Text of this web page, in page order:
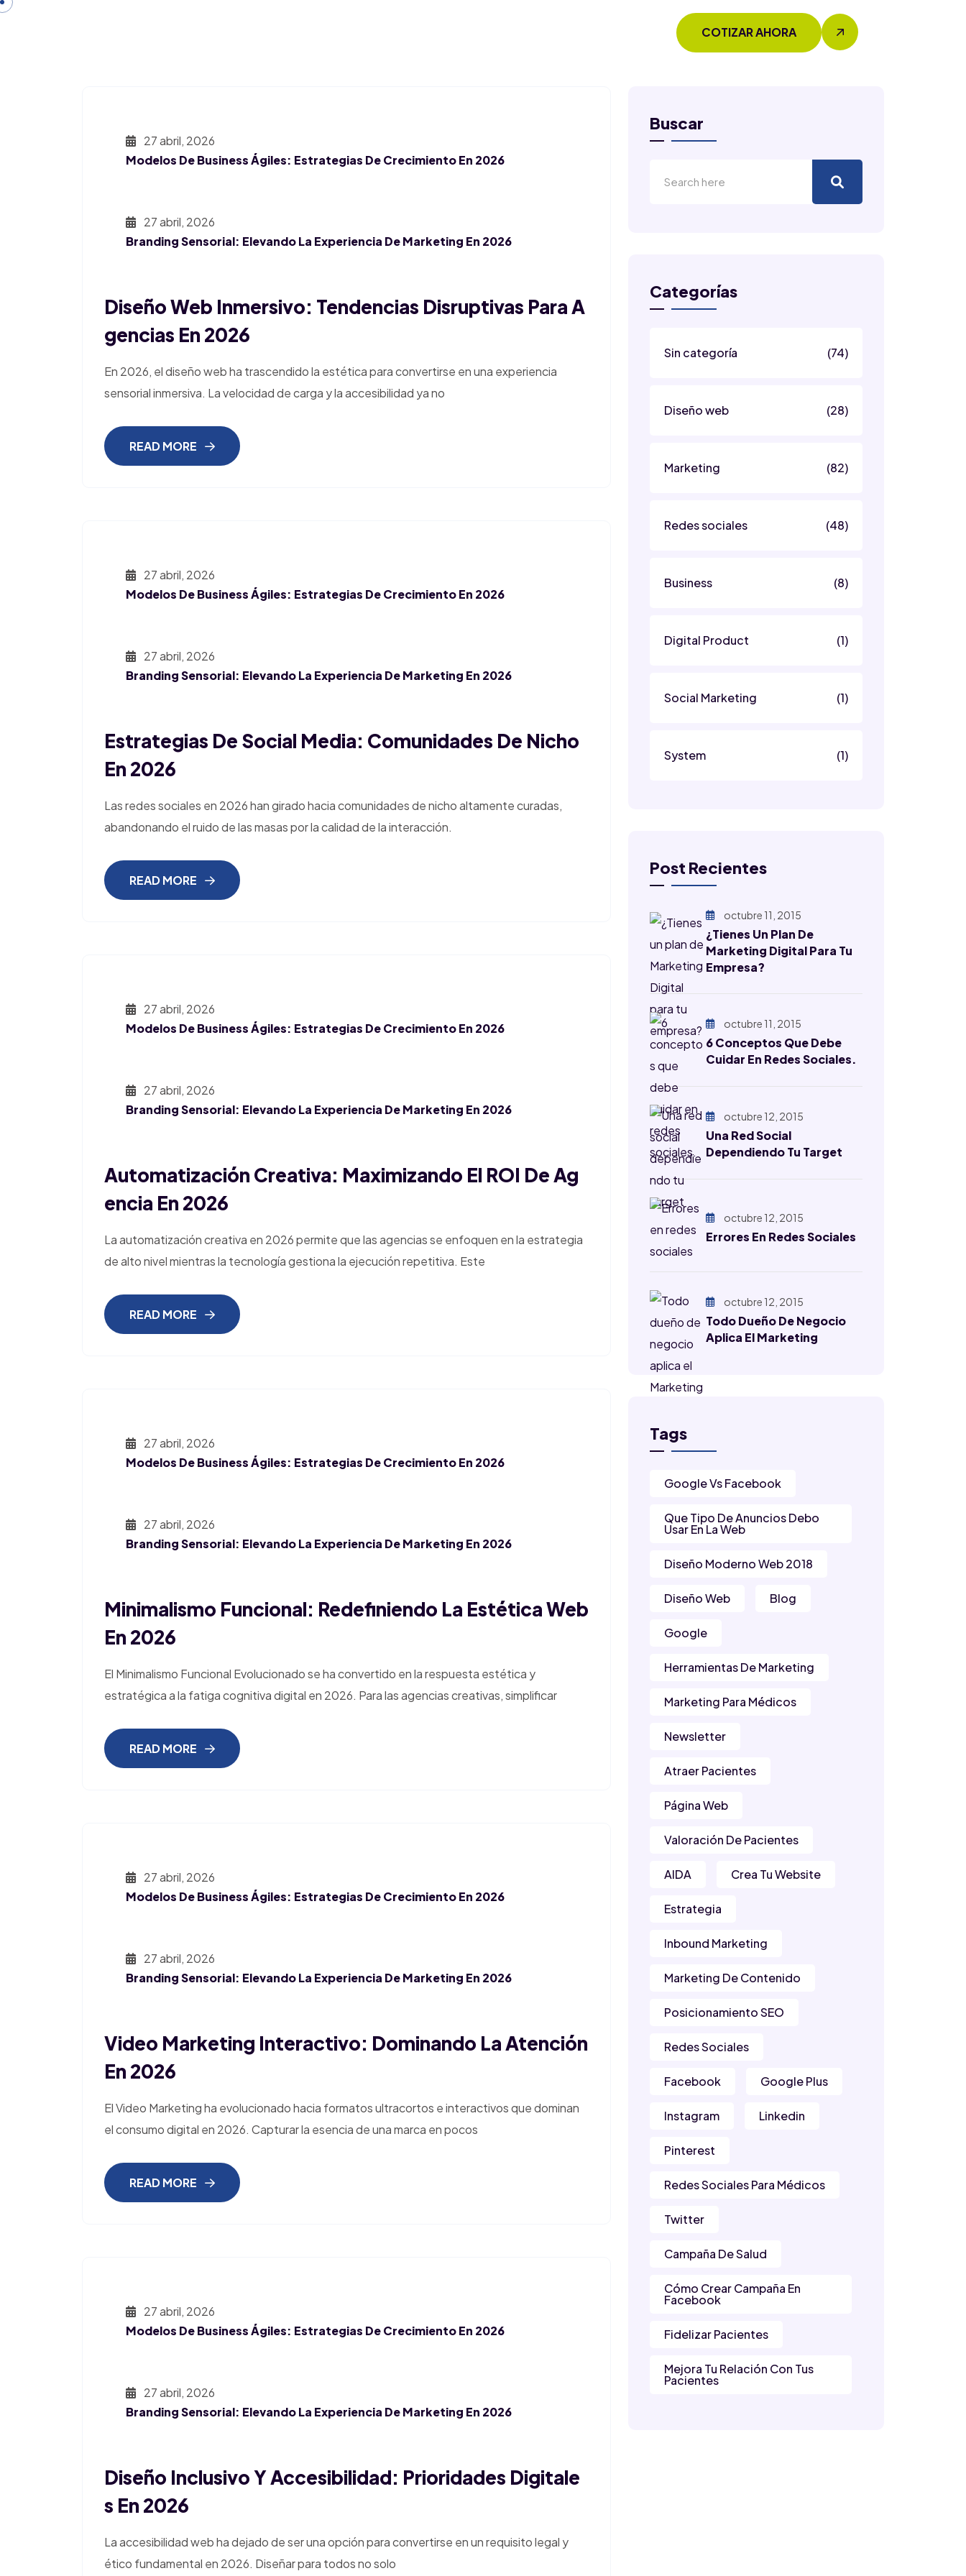
COTIZAR AHORA
27 abril, 2026
Modelos De Business Ágiles: Estrategias De Crecimiento En 2026
27 abril, 2026
Branding Sensorial: Elevando La Experiencia De Marketing En 2026
Diseño Web Inmersivo: Tendencias Disruptivas Para A
Gencias En 2026
En 2026, el diseño web ha trascendido la estética para convertirse en una experiencia
sensorial inmersiva. La velocidad de carga y la accesibilidad ya no
READ MORE
27 abril, 2026
Modelos De Business Ágiles: Estrategias De Crecimiento En 2026
27 abril, 2026
Branding Sensorial: Elevando La Experiencia De Marketing En 2026
Estrategias De Social Media: Comunidades De Nicho
En 2026
Las redes sociales en 2026 han girado hacia comunidades de nicho altamente curadas,
abandonando el ruido de las masas por la calidad de la interacción.
READ MORE
27 abril, 2026
Modelos De Business Ágiles: Estrategias De Crecimiento En 2026
27 abril, 2026
Branding Sensorial: Elevando La Experiencia De Marketing En 2026
Automatización Creativa: Maximizando El ROI De Ag
Encia En 2026
La automatización creativa en 2026 permite que las agencias se enfoquen en la estrategia
de alto nivel mientras la tecnología gestiona la ejecución repetitiva. Este
READ MORE
27 abril, 2026
Modelos De Business Ágiles: Estrategias De Crecimiento En 2026
27 abril, 2026
Branding Sensorial: Elevando La Experiencia De Marketing En 2026
Minimalismo Funcional: Redefiniendo La Estética Web
En 2026
El Minimalismo Funcional Evolucionado se ha convertido en la respuesta estética y
estratégica a la fatiga cognitiva digital en 2026. Para las agencias creativas, simplificar
READ MORE
27 abril, 2026
Modelos De Business Ágiles: Estrategias De Crecimiento En 2026
27 abril, 2026
Branding Sensorial: Elevando La Experiencia De Marketing En 2026
Video Marketing Interactivo: Dominando La Atención
En 2026
El Video Marketing ha evolucionado hacia formatos ultracortos e interactivos que dominan
el consumo digital en 2026. Capturar la esencia de una marca en pocos
READ MORE
27 abril, 2026
Modelos De Business Ágiles: Estrategias De Crecimiento En 2026
27 abril, 2026
Branding Sensorial: Elevando La Experiencia De Marketing En 2026
Diseño Inclusivo Y Accesibilidad: Prioridades Digitale
S En 2026
La accesibilidad web ha dejado de ser una opción para convertirse en un requisito legal y
ético fundamental en 2026. Diseñar para todos no solo
Buscar
Categorías
Sin categoría (74)
Diseño web (28)
Marketing (82)
Redes sociales (48)
Business (8)
Digital Product (1)
Social Marketing (1)
System (1)
Post Recientes
octubre 11, 2015
¿Tienes Un Plan De
Marketing Digital Para Tu
Empresa?
octubre 11, 2015
6 Conceptos Que Debe
Cuidar En Redes Sociales.
octubre 12, 2015
Una Red Social
Dependiendo Tu Target
octubre 12, 2015
Errores En Redes Sociales
octubre 12, 2015
Todo Dueño De Negocio
Aplica El Marketing
Tags
Google Vs Facebook
Que Tipo De Anuncios Debo
Usar En La Web
Diseño Moderno Web 2018
Diseño Web Blog
Google
Herramientas De Marketing
Marketing Para Médicos
Newsletter
Atraer Pacientes
Página Web
Valoración De Pacientes
AIDA Crea Tu Website
Estrategia
Inbound Marketing
Marketing De Contenido
Posicionamiento SEO
Redes Sociales
Facebook Google Plus
Instagram Linkedin
Pinterest
Redes Sociales Para Médicos
Twitter
Campaña De Salud
Cómo Crear Campaña En
Facebook
Fidelizar Pacientes
Mejora Tu Relación Con Tus
Pacientes